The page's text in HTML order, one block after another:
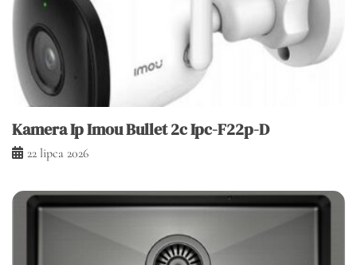
Kamera Ip Imou Bullet 2c Ipc-F22p-D
22 lipca 2026